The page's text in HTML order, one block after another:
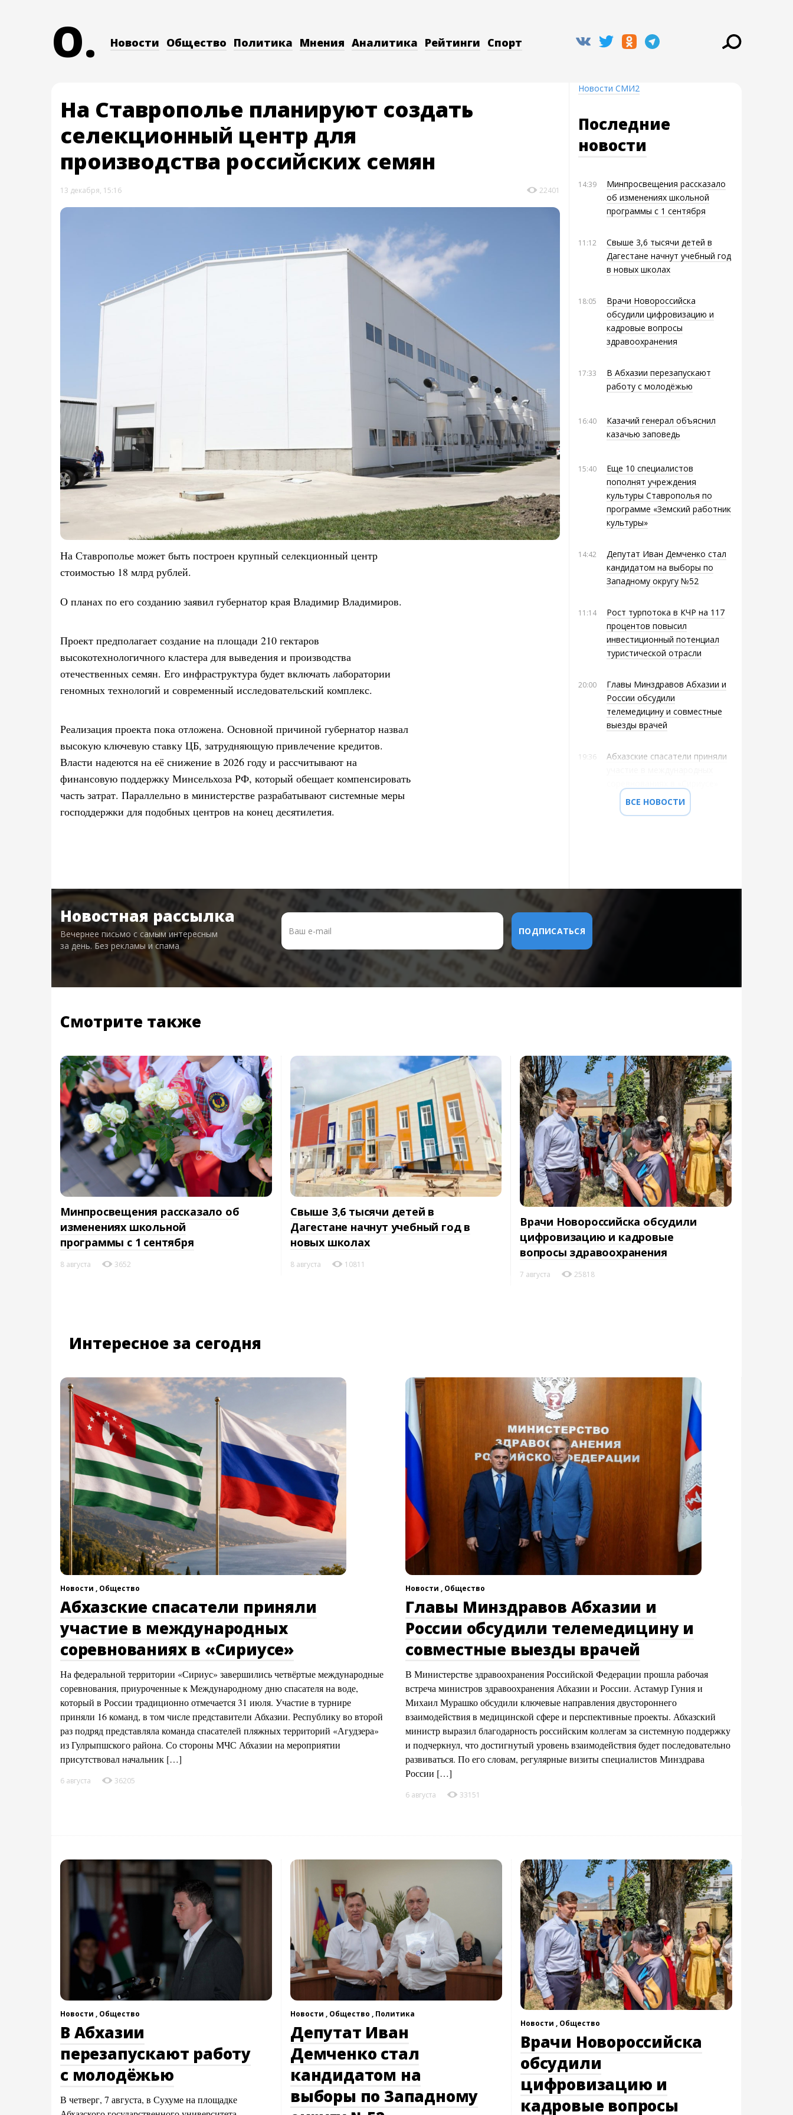
O. Новости Общество Политика Мнения Аналитика Рейтинги Спорт
На Ставрополье планируют создать
селекционный центр для
производства российских семян
13 декабря, 15:16 22401
На Ставрополье может быть построен крупный селекционный центр
стоимостью 18 млрд рублей.
О планах по его созданию заявил губернатор края Владимир Владимиров.
Проект предполагает создание на площади 210 гектаров
высокотехнологичного кластера для выведения и производства
отечественных семян. Его инфраструктура будет включать лаборатории
геномных технологий и современный исследовательский комплекс.
Реализация проекта пока отложена. Основной причиной губернатор назвал
высокую ключевую ставку ЦБ, затрудняющую привлечение кредитов.
Власти надеются на её снижение в 2026 году и рассчитывают на
финансовую поддержку Минсельхоза РФ, который обещает компенсировать
часть затрат. Параллельно в министерстве разрабатывают системные меры
господдержки для подобных центров на конец десятилетия.
Новости СМИ2
Последние
новости
14:39
Минпросвещения рассказало
об изменениях школьной
программы с 1 сентября
11:12
Свыше 3,6 тысячи детей в
Дагестане начнут учебный год
в новых школах
18:05
Врачи Новороссийска
обсудили цифровизацию и
кадровые вопросы
здравоохранения
17:33
В Абхазии перезапускают
работу с молодёжью
16:40
Казачий генерал объяснил
казачью заповедь
15:40
Еще 10 специалистов
пополнят учреждения
культуры Ставрополья по
программе «Земский работник
культуры»
14:42
Депутат Иван Демченко стал
кандидатом на выборы по
Западному округу №52
11:14
Рост турпотока в КЧР на 117
процентов повысил
инвестиционный потенциал
туристической отрасли
20:00
Главы Минздравов Абхазии и
России обсудили
телемедицину и совместные
выезды врачей
19:36
Абхазские спасатели приняли
ВСЕ НОВОСТИ
Новостная рассылка
Вечернее письмо с самым интересным
за день. Без рекламы и спама
Смотрите также
Минпросвещения рассказало об
изменениях школьной
программы с 1 сентября
8 августа 3652
Свыше 3,6 тысячи детей в
Дагестане начнут учебный год в
новых школах
8 августа 10811
Врачи Новороссийска обсудили
цифровизацию и кадровые
вопросы здравоохранения
7 августа 25818
Интересное за сегодня
Новости , Общество
Абхазские спасатели приняли
участие в международных
соревнованиях в «Сириусе»
На федеральной территории «Сириус» завершились четвёртые международные
соревнования, приуроченные к Международному дню спасателя на воде,
который в России традиционно отмечается 31 июля. Участие в турнире
приняли 16 команд, в том числе представители Абхазии. Республику во второй
раз подряд представляла команда спасателей пляжных территорий «Агудзера»
из Гулрыпшского района. Со стороны МЧС Абхазии на мероприятии
присутствовал начальник […]
6 августа 36205
Новости , Общество
Главы Минздравов Абхазии и
России обсудили телемедицину и
совместные выезды врачей
В Министерстве здравоохранения Российской Федерации прошла рабочая
встреча министров здравоохранения Абхазии и России. Астамур Гуния и
Михаил Мурашко обсудили ключевые направления двустороннего
взаимодействия в медицинской сфере и перспективные проекты. Абхазский
министр выразил благодарность российским коллегам за системную поддержку
и подчеркнул, что достигнутый уровень взаимодействия будет последовательно
развиваться. По его словам, регулярные визиты специалистов Минздрава
России […]
6 августа 33151
Новости , Общество
В Абхазии
перезапускают работу
с молодёжью
В четверг, 7 августа, в Сухуме на площадке
Новости , Общество , Политика
Депутат Иван
Демченко стал
кандидатом на
выборы по Западному
Новости , Общество
Врачи Новороссийска
обсудили
цифровизацию и
кадровые вопросы